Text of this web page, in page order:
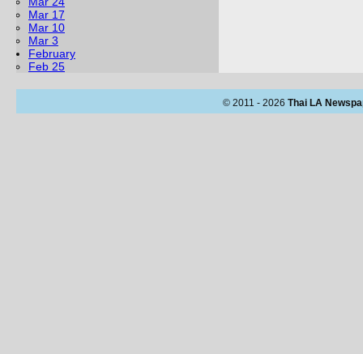
Mar 17
Mar 10
Mar 3
February
Feb 25
© 2011 - 2026 Thai LA